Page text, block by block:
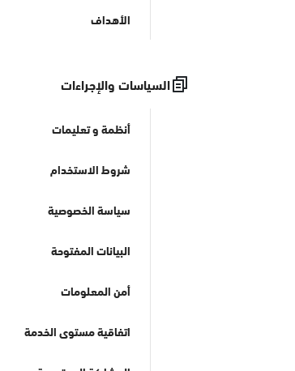
الأهداف
السياسات والإجراءات
أنظمة و تعليمات
شروط الاستخدام
سياسة الخصوصية
البيانات المفتوحة
أمن المعلومات
اتفاقية مستوى الخدمة